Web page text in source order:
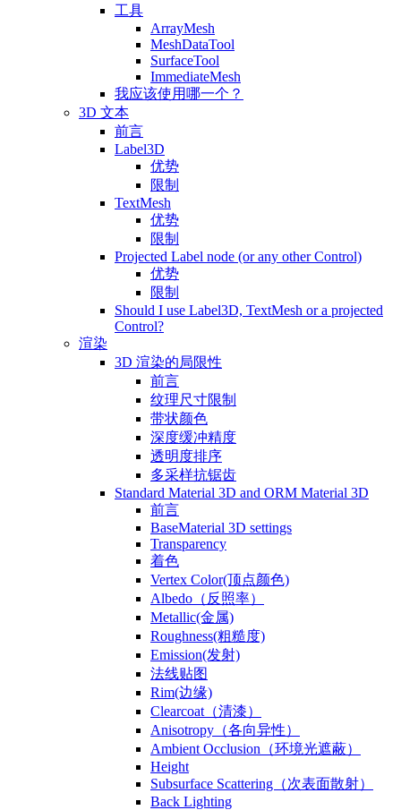
工具
ArrayMesh
MeshDataTool
SurfaceTool
ImmediateMesh
我应该使用哪一个？
3D 文本
前言
Label3D
优势
限制
TextMesh
优势
限制
Projected Label node (or any other Control)
优势
限制
Should I use Label3D, TextMesh or a projected
Control?
渲染
3D 渲染的局限性
前言
纹理尺寸限制
带状颜色
深度缓冲精度
透明度排序
多采样抗锯齿
Standard Material 3D and ORM Material 3D
前言
BaseMaterial 3D settings
Transparency
着色
Vertex Color(顶点颜色)
Albedo（反照率）
Metallic(金属)
Roughness(粗糙度)
Emission(发射)
法线贴图
Rim(边缘)
Clearcoat（清漆）
Anisotropy（各向异性）
Ambient Occlusion（环境光遮蔽）
Height
Subsurface Scattering（次表面散射）
Back Lighting